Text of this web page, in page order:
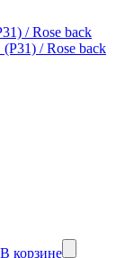
/ Rose back
В корзине